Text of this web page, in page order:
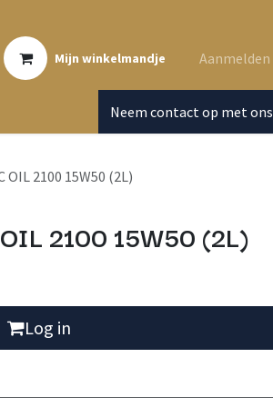
Mijn winkelmandje Aanmelden
Neem contact op met ons
OIL 2100 15W50 (2L)
2100 15W50 (2L)
Log in